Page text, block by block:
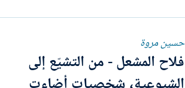
أحمد عبد الجواد فى «الثلاثية» وعباس الحلو
فى «زقاق المدق»، وسعيد مهران فى «اللص
والكلاب»، ونفيسة فى...
حسين مروة
فلاح المشعل - من التشيّع إلى